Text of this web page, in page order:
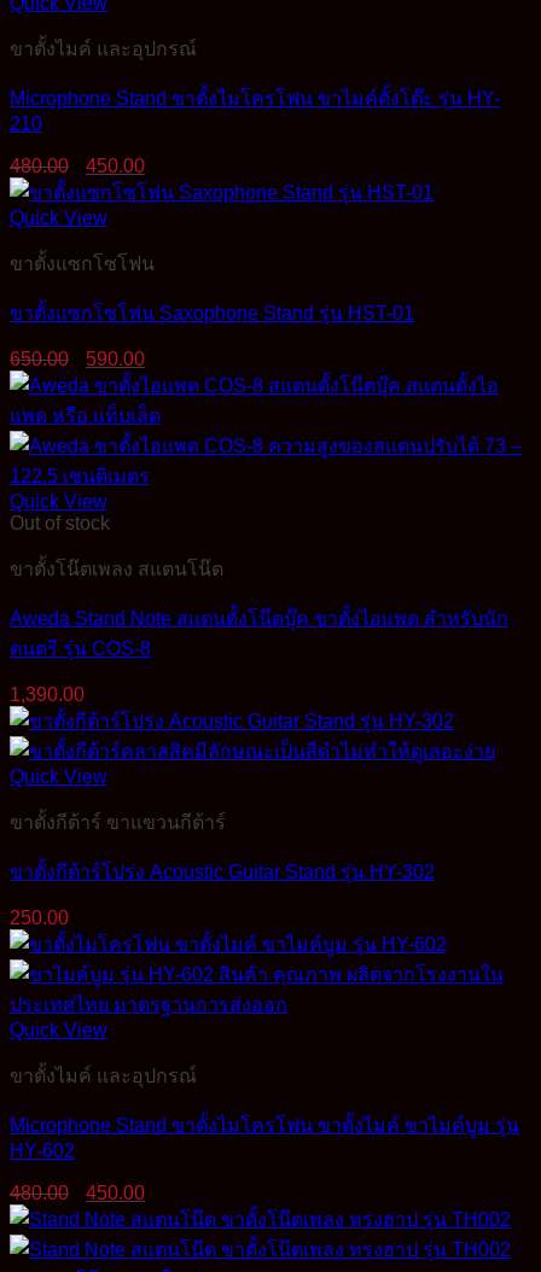
ขาตั้งไมค์ และอุปกรณ์
Microphone Stand ขาตั้งไมโครโฟน ขาไมค์ตั้งโต๊ะ รุ่น HY-
210
480.00
Original
price
was:
480.00฿.
450.00
price
is:
Quick View
ขาตั้งแซกโซโฟน
ขาตั้งแซกโซโฟน Saxophone Stand รุ่น HST-01
650.00
Original
price
was:
650.00฿.
590.00
price
is:
590.00฿.
Quick View
Out of stock
ขาตั้งโน๊ตเพลง สแตนโน๊ต
Aweda Stand Note สแตนตั้งโน๊ตบุ๊ค ขาตั้งไอแพด สำหรับนัก
ดนตรี รุ่น COS-8
1,390.00
Quick View
ขาตั้งกีต้าร์ ขาแขวนกีต้าร์
ขาตั้งกีต้าร์โปร่ง Acoustic Guitar Stand รุ่น HY-302
250.00
Quick View
ขาตั้งไมค์ และอุปกรณ์
Microphone Stand ขาตั้งไมโครโฟน ขาตั้งไมค์ ขาไมค์บูม รุ่น
HY-602
480.00
Original
price
was:
480.00฿.
450.00
price
is:
450.00฿.